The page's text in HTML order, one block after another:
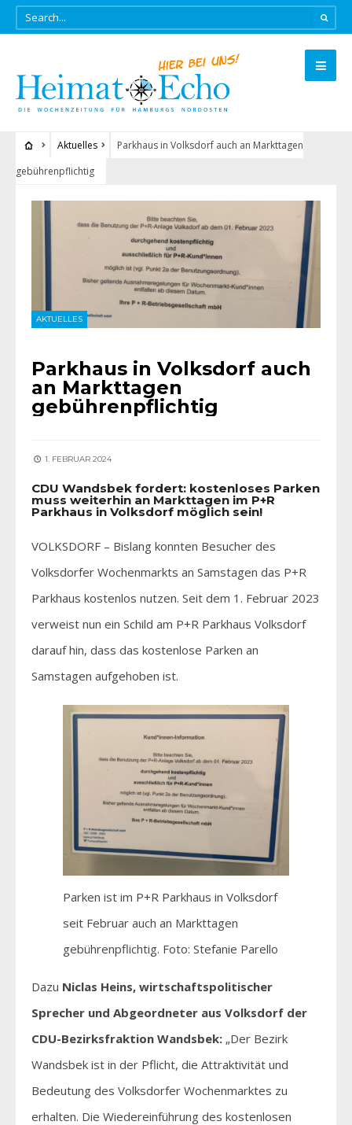
Aktuelles
Parkhaus in Volksdorf auch an Markttagen
gebührenpflichtig
AKTUELLES
Parkhaus in Volksdorf auch
an Markttagen
gebührenpflichtig
1. FEBRUAR 2024
CDU Wandsbek fordert: kostenloses Parken
muss weiterhin an Markttagen im P+R
Parkhaus in Volksdorf möglich sein!
VOLKSDORF – Bislang konnten Besucher des
Volksdorfer Wochenmarkts an Samstagen das P+R
Parkhaus kostenlos nutzen. Seit dem 1. Februar 2023
verweist nun ein Schild am P+R Parkhaus Volksdorf
darauf hin, dass das kostenlose Parken an
Samstagen aufgehoben ist.
Parken ist im P+R Parkhaus in Volksdorf
seit Februar auch an Markttagen
gebührenpflichtig. Foto: Stefanie Parello
Dazu Niclas Heins, wirtschaftspolitischer
Sprecher und Abgeordneter aus Volksdorf der
CDU-Bezirksfraktion Wandsbek: „Der Bezirk
Wandsbek ist in der Pflicht, die Attraktivität und
Bedeutung des Volksdorfer Wochenmarktes zu
erhalten. Die Wiedereinführung des kostenlosen